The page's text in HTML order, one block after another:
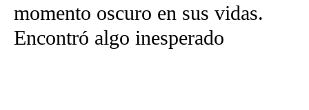
momento oscuro en sus vidas.
Encontró algo inesperado